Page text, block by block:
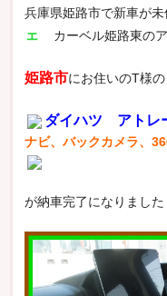
兵庫県姫路市で新車が
ェ
カーベル姫路東の
姫路市にお住いのT様の
ダイハツ アトレ
ナビ、バックカメラ、
が納車完了になりました